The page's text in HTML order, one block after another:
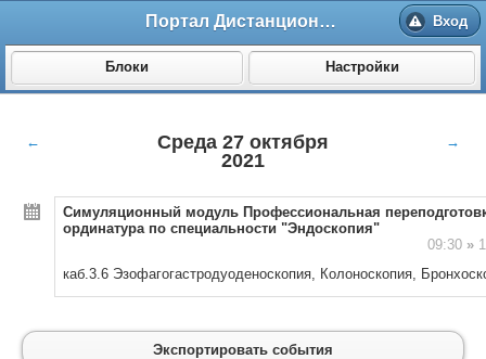
Портал Дистанционного обучения ВолгГМУ Вход
Блоки Настройки
←
Среда 27 октября
2021
→
Симуляционный модуль Профессиональная
ординатура по специальности "Эндоскопия"
09:30 »
каб.3.6 Эзофагогастродуоденоскопия, Колоноскопия, Б
Экспортировать события